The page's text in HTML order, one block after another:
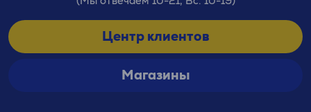
Центр клиентов
Магазины